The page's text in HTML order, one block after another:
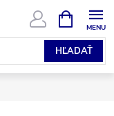
HĽADAŤ
KOŠÍK